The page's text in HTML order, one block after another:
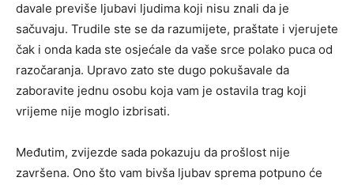
davale previše ljubavi ljudima koji nisu znali da je
sačuvaju. Trudile ste se da razumijete, praštate i vjerujete
čak i onda kada ste osjećale da vaše srce polako puca od
razočaranja. Upravo zato ste dugo pokušavale da
zaboravite jednu osobu koja vam je ostavila trag koji
vrijeme nije moglo izbrisati.
Međutim, zvijezde sada pokazuju da prošlost nije
završena. Ono što vam bivša ljubav sprema potpuno će